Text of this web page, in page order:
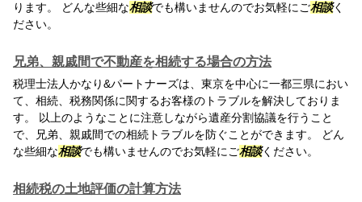
ります。 どんな些細な相談でも構いませんのでお気軽にご相談く
ださい。
兄弟、親戚間で不動産を相続する場合の方法
税理士法人かなり&パートナーズは、東京を中心に一都三県におい
て、相続、税務関係に関するお客様のトラブルを解決しておりま
す。 以上のようなことに注意しながら遺産分割協議を行うこと
で、兄弟、親戚間での相続トラブルを防ぐことができます。 どん
な些細な相談でも構いませんのでお気軽にご相談ください。
相続税の土地評価の計算方法